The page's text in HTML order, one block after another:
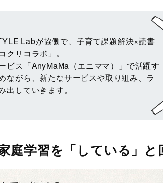
が協働で、子育て課題解決×読書
クリコラボ」。
ビス「AnyMaMa（エニママ）」で活躍す
ながら、新たなサービスや取り組み、ラ
出していきます。
庭学習を「している」と